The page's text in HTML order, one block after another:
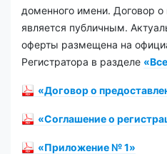
доменного имени. Договор о
является публичным.
оферты размещена на
Регистратора в разделе
«Договор о
«Соглашение о
«Приложение № 1»